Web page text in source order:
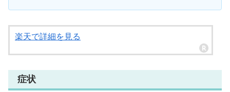
楽天で詳細を見る
症状